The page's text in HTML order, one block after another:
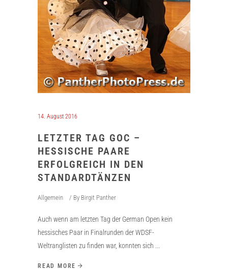
14. August 2016
LETZTER TAG GOC –
HESSISCHE PAARE
ERFOLGREICH IN DEN
STANDARDTÄNZEN
Allgemein By Birgit Panther
Auch wenn am letzten Tag der German Open kein
hessisches Paar in Finalrunden der WDSF-
Weltranglisten zu finden war, konnten sich
READ MORE